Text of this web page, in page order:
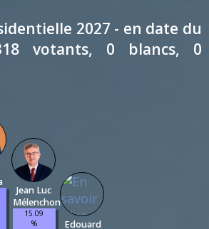
2027 - en date du
votants, 0 blancs, 0
Jean Luc
Mélenchon
15.09
%
Edouard